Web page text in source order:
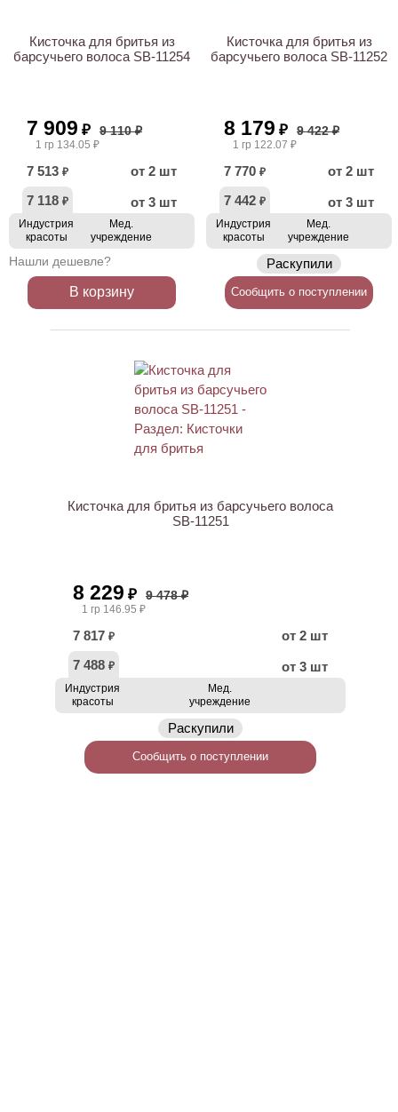
Кисточка для бритья из
барсучьего волоса SB-11254
7 909 ₽ 9 110 ₽
1 гр 134.05 ₽
7 513 ₽
от 2 шт
7 118 ₽ от 3 шт
Индустрия
красоты
Мед.
учреждение
Нашли дешевле?
В корзину
Кисточка для бритья из
барсучьего волоса SB-11252
8 179 ₽ 9 422 ₽
1 гр 122.07 ₽
7 770 ₽
от 2 шт
7 442 ₽ от 3 шт
Индустрия
красоты
Мед.
учреждение
Раскупили
Сообщить о поступлении
Кисточка для бритья из барсучьего волоса
SB-11251
8 229 ₽ 9 478 ₽
1 гр 146.95 ₽
7 817 ₽
от 2 шт
7 488 ₽ от 3 шт
Индустрия
красоты
Мед.
учреждение
Раскупили
Сообщить о поступлении